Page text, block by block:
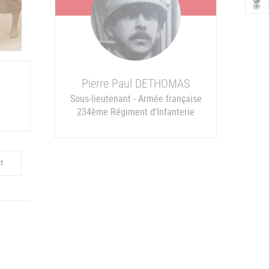
Pierre Paul DETHOMAS
Sous-lieutenant - Armée française
234ème Régiment d'Infanterie